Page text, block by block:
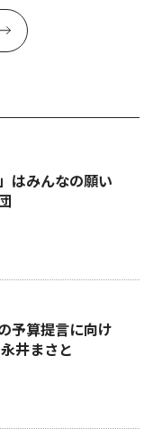
はみんなの願い
予算提言に向け
井まさと